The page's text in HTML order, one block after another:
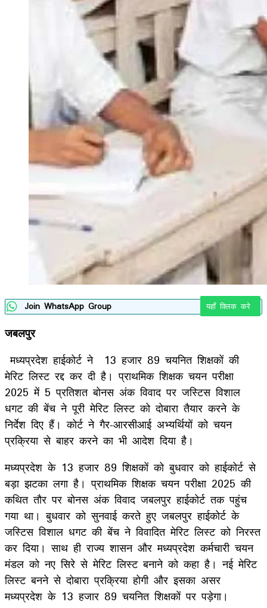
Join WhatsApp Group यहाँ क्लिक करे
जबलपुर
मध्यप्रदेश हाईकोर्ट ने 13 हजार 89 चयनित शिक्षकों की
मेरिट लिस्ट रद्द कर दी है। प्राथमिक शिक्षक चयन परीक्षा
2025 में 5 प्रतिशत बोनस अंक विवाद पर जस्टिस विशाल
धगट की बेंच ने पूरी मेरिट लिस्ट को दोबारा तैयार करने के
निर्देश दिए हैं। कोर्ट ने गैर-आरसीआई अभ्यर्थियों को चयन
प्रक्रिया से बाहर करने का भी आदेश दिया है।
मध्यप्रदेश के 13 हजार 89 शिक्षकों को बुधवार को हाईकोर्ट से
बड़ा झटका लगा है। प्राथमिक शिक्षक चयन परीक्षा 2025 की
कथित तौर पर बोनस अंक विवाद जबलपुर हाईकोर्ट तक पहुंच
गया था। बुधवार को सुनवाई करते हुए जबलपुर हाईकोर्ट के
जस्टिस विशाल धगट की बेंच ने विवादित मेरिट लिस्ट को निरस्त
कर दिया। साथ ही राज्य शासन और मध्यप्रदेश कर्मचारी चयन
मंडल को नए सिरे से मेरिट लिस्ट बनाने को कहा है। नई मेरिट
लिस्ट बनने से दोबारा प्रक्रिया होगी और इसका असर
मध्यप्रदेश के 13 हजार 89 चयनित शिक्षकों पर पड़ेगा।